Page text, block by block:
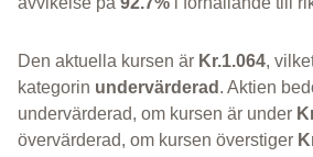
Den aktuella kursen är Kr.1.064,
kategorin undervärderad . Aktien
undervärderad, om kursen är under
övervärderad, om kursen överstiger